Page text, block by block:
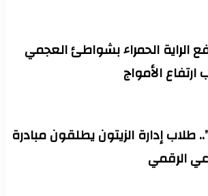
الراية الحمراء بشواطئ العجمي
الأمواج
طلاب إدارة الزيتون يطلقون مبادرة
الرقمي